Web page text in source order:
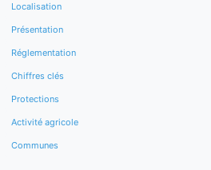
Localisation
Présentation
Réglementation
Chiffres clés
Protections
Activité agricole
Communes